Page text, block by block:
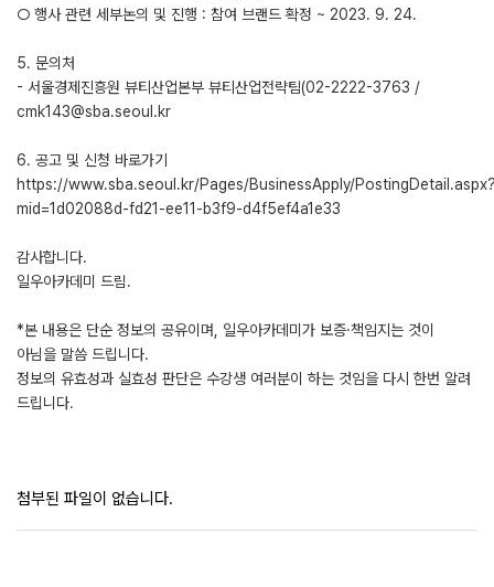
○ 행사 관련 세부논의 및 진행 : 참여 브랜드 확정 ~ 2023. 9. 24.
5. 문의처
- 서울경제진흥원 뷰티산업본부 뷰티산업전략팀(02-2222-3763 /
cmk143@sba.seoul.kr
6. 공고 및 신청 바로가기
https://www.sba.seoul.kr/Pages/BusinessApply/
mid=1d02088d-fd21-ee11-b3f9-d4f5ef4a1e33
감사합니다.
일우아카데미 드림.
*본 내용은 단순 정보의 공유이며, 일우아카데미가 보증·책임지는 것이
아님을 말씀 드립니다.
정보의 유효성과 실효성 판단은 수강생 여러분이 하는 것임을 다시 한번 알려
드립니다.
첨부된 파일이 없습니다.